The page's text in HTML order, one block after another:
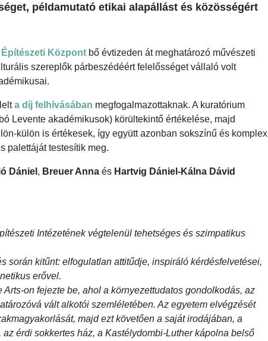
példamutató etikai alapállást és közösségért
Központ bő évtizeden át meghatározó művészeti
szereplők párbeszédéért felelősséget vállaló volt
a díj felhívásában megfogalmazottaknak. A kuratórium
Levente akadémikusok) körültekintő értékelése, majd
külön is értékesek, így együtt azonban sokszínű és komplex
palettáját testesítik meg.
Dániel , Breuer Anna és Hartvig Dániel-Kálna Dávid
Intézetének végtelenül tehetséges és szimpatikus
során kitűnt: elfogulatlan attitűdje, inspiráló kérdésfelvetései,
erővel.
on fejezte be, ahol a környezettudatos gondolkodás, az
vált alkotói szemléletében. Az egyetem elvégzését
majd ezt követően a saját irodájában, a
érdi sokkertes ház, a Kastélydombi-Luther kápolna belső